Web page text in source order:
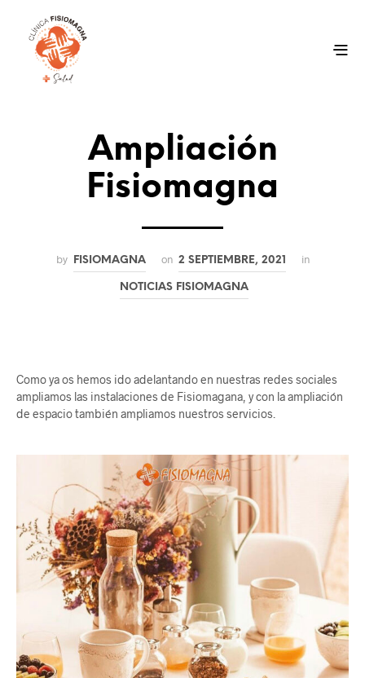
Ampliación
Fisiomagna
by FISIOMAGNA on 2 SEPTIEMBRE, 2021 in
NOTICIAS FISIOMAGNA
Como ya os hemos ido adelantando en nuestras redes sociales
ampliamos las instalaciones de Fisiomagana, y con la ampliación
de espacio también ampliamos nuestros servicios.